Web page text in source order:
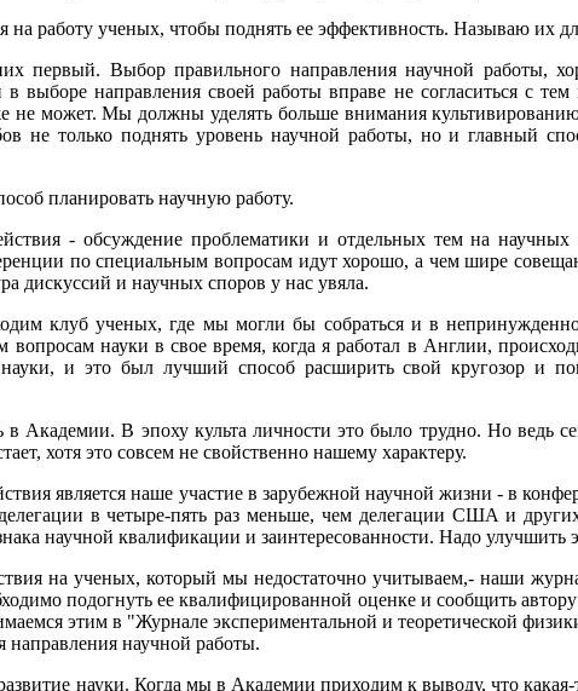
на работу ученых, чтобы поднять ее эффективность. Называю
первый. Выбор правильного направления научной работы,
направления своей работы вправе не согласиться с
не может. Мы должны уделять больше внимания
не только поднять уровень научной работы, но и главный
планировать научную работу.
- обсуждение проблематики и отдельных тем на
по специальным вопросам идут хорошо, а чем шире
дискуссий и научных споров у нас увяла.
клуб ученых, где мы могли бы собраться и в
науки в свое время, когда я работал в Англии,
и это был лучший способ расширить свой кругозор и
Академии. В эпоху культа личности это было трудно. Но ведь
хотя это совсем не свойственно нашему характеру.
является наше участие в зарубежной научной жизни - в
в четыре-пять раз меньше, чем делегации США и
научной квалификации и заинтересованности. Надо улучшить
на ученых, который мы недостаточно учитываем,- наши
подогнуть ее квалифицированной оценке и сообщить
этим в "Журнале экспериментальной и теоретической
направления научной работы.
науки. Когда мы в Академии приходим к выводу, что какая-